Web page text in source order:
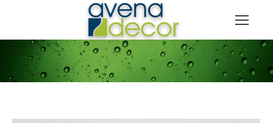
You are here: